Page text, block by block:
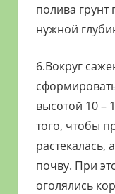
полива грунт
нужной
6.Вокруг
высотой 10 –
того, чтобы
растекалась,
почву. При
оголялись